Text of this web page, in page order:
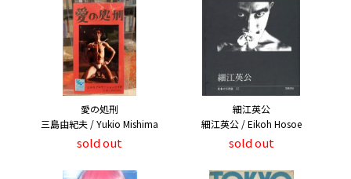
愛の処刑
三島由紀夫 / Yukio Mishima
sold out
細江英公
細江英公 / Eikoh Hosoe
sold out